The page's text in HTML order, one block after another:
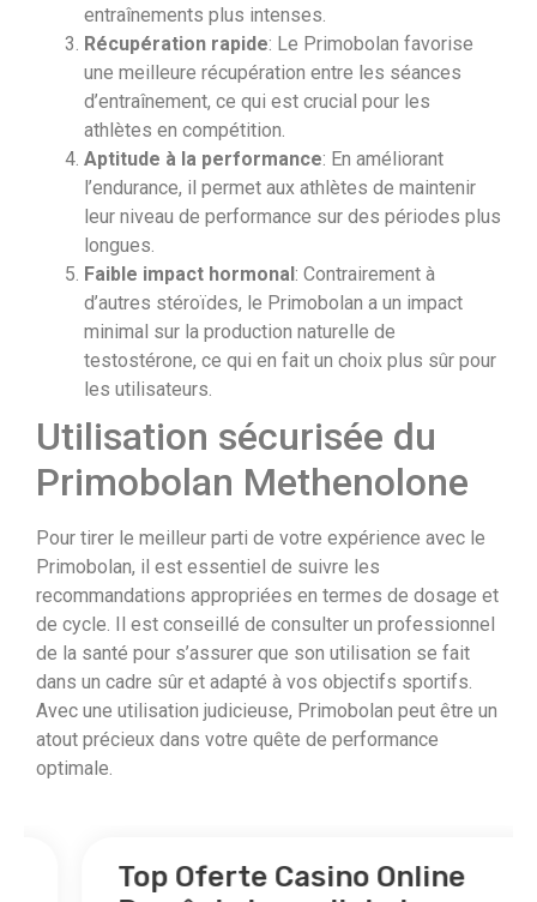
entraînements plus intenses.
Récupération rapide: Le Primobolan favorise
une meilleure récupération entre les séances
d’entraînement, ce qui est crucial pour les
athlètes en compétition.
Aptitude à la performance: En améliorant
l’endurance, il permet aux athlètes de maintenir
leur niveau de performance sur des périodes plus
longues.
Faible impact hormonal : Contrairement à
d’autres stéroïdes, le Primobolan a un impact
minimal sur la production naturelle de
testostérone, ce qui en fait un choix plus sûr pour
les utilisateurs.
Utilisation sécurisée du
Primobolan Methenolone
Pour tirer le meilleur parti de votre expérience avec le
Primobolan, il est essentiel de suivre les
recommandations appropriées en termes de dosage et
de cycle. Il est conseillé de consulter un professionnel
de la santé pour s’assurer que son utilisation se fait
dans un cadre sûr et adapté à vos objectifs sportifs.
Avec une utilisation judicieuse, Primobolan peut être un
atout précieux dans votre quête de performance
optimale.
Top Oferte Casino Online